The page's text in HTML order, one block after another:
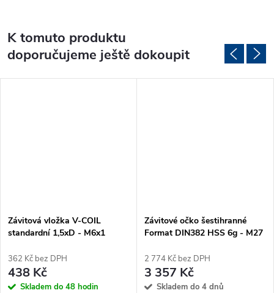
K tomuto produktu
doporučujeme ještě dokoupit
Závitová vložka V-COIL
standardní 1,5xD - M6x1
362 Kč bez DPH
438 Kč
Skladem do 48 hodin
Závitové očko šestihranné
Format DIN382 HSS 6g - M27
2 774 Kč bez DPH
3 357 Kč
Skladem do 4 dnů